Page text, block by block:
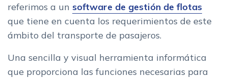
referimos a un software de gestión de flotas
que tiene en cuenta los requerimientos de este
ámbito del transporte de pasajeros.
Una sencilla y visual herramienta informática
que proporciona las funciones necesarias para